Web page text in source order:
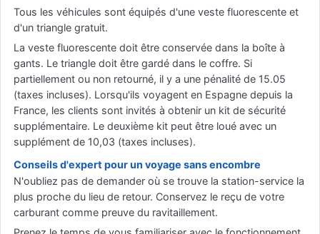
Tous les véhicules sont équipés d'une veste fluorescente et
d'un triangle gratuit.
La veste fluorescente doit être conservée dans la boîte à
gants. Le triangle doit être gardé dans le coffre. Si
partiellement ou non retourné, il y a une pénalité de 15.05
(taxes incluses). Lorsqu'ils voyagent en Espagne depuis la
France, les clients sont invités à obtenir un kit de sécurité
supplémentaire. Le deuxième kit peut être loué avec un
supplément de 10,03 (taxes incluses).
Conseils d'expert pour un voyage sans encombre
N'oubliez pas de demander où se trouve la station-service la
plus proche du lieu de retour. Conservez le reçu de votre
carburant comme preuve du ravitaillement.